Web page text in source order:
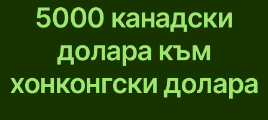
5000 канадски
долара към
хонконгски долара